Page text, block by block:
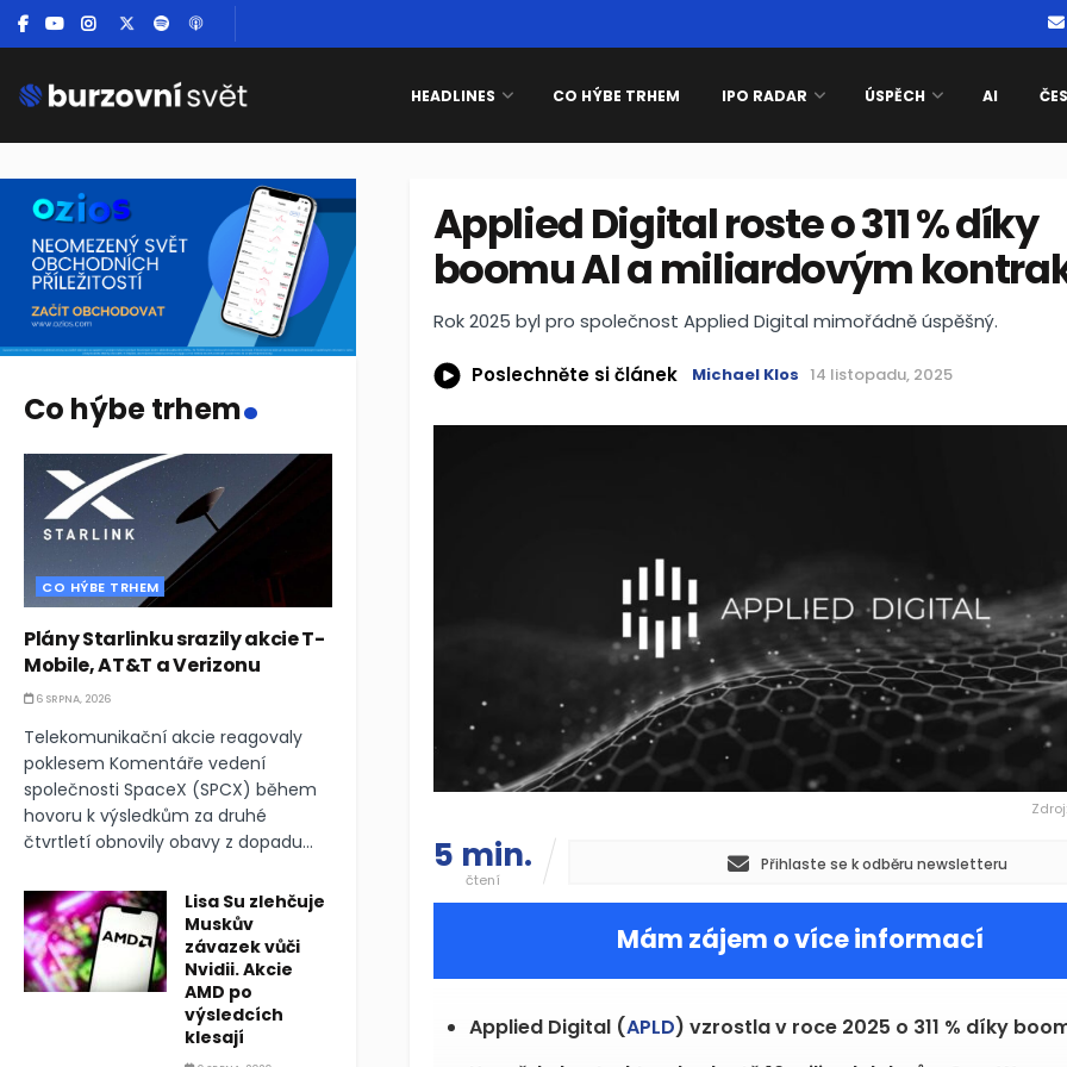
HEADLINES CO HÝBE TRHEM IPO RADAR ÚSPĚCH AI
Applied Digital roste o 311 % díky
boomu AI a miliardovým
Rok 2025 byl pro společnost Applied Digital mimořádně úspěšný.
Poslechněte si článek Michael Klos 14 listopadu, 2025
5 min.
čtení
Přihlaste se k odběru newsletteru
Mám zájem o více informací
Applied Digital (APLD) vzrostla v roce 2025 o 311 % díky
Co hýbe trhem.
CO HÝBE TRHEM
Plány Starlinku srazily akcie T-
Mobile, AT&T a Verizonu
6 SRPNA, 2026
Telekomunikační akcie reagovaly
poklesem Komentáře vedení
společnosti SpaceX (SPCX) během
hovoru k výsledkům za druhé
čtvrtletí obnovily obavy z dopadu...
Lisa Su zlehčuje
Muskův
závazek vůči
Nvidii. Akcie
AMD po
výsledcích
klesají